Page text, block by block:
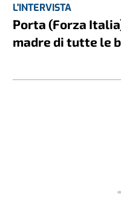
L'INTERVISTA
Porta (Forza
madre di tutte le